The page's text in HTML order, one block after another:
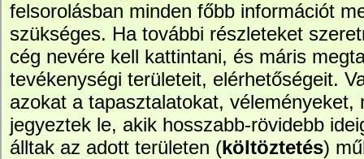
felsorolásban minden főbb információt
szükséges. Ha további részleteket
cég nevére kell kattintani, és máris
tevékenységi területeit, elérhetőségeit.
azokat a tapasztalatokat, véleményeket,
jegyeztek le, akik hosszabb-rövidebb
álltak az adott területen (költöztetés)